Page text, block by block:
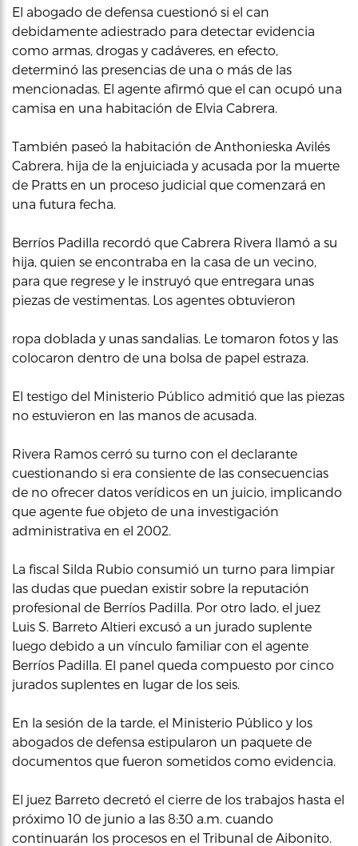
El abogado de defensa cuestionó si el can
debidamente adiestrado para detectar evidencia
como armas, drogas y cadáveres, en efecto,
determinó las presencias de una o más de las
mencionadas. El agente afirmó que el can ocupó una
camisa en una habitación de Elvia Cabrera.
También paseó la habitación de Anthonieska Avilés
Cabrera, hija de la enjuiciada y acusada por la muerte
de Pratts en un proceso judicial que comenzará en
una futura fecha.
Berríos Padilla recordó que Cabrera Rivera llamó a su
hija, quien se encontraba en la casa de un vecino,
para que regrese y le instruyó que entregara unas
piezas de vestimentas. Los agentes obtuvieron
ropa doblada y unas sandalias. Le tomaron fotos y las
colocaron dentro de una bolsa de papel estraza.
El testigo del Ministerio Público admitió que las piezas
no estuvieron en las manos de acusada.
Rivera Ramos cerró su turno con el declarante
cuestionando si era consiente de las consecuencias
de no ofrecer datos verídicos en un juicio, implicando
que agente fue objeto de una investigación
administrativa en el 2002.
La fiscal Silda Rubio consumió un turno para limpiar
las dudas que puedan existir sobre la reputación
profesional de Berríos Padilla. Por otro lado, el juez
Luis S. Barreto Altieri excusó a un jurado suplente
luego debido a un vínculo familiar con el agente
Berríos Padilla. El panel queda compuesto por cinco
jurados suplentes en lugar de los seis.
En la sesión de la tarde, el Ministerio Público y los
abogados de defensa estipularon un paquete de
documentos que fueron sometidos como evidencia.
El juez Barreto decretó el cierre de los trabajos hasta el
próximo 10 de junio a las 8:30 a.m. cuando
continuarán los procesos en el Tribunal de Aibonito.